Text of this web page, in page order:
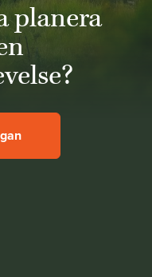
planera